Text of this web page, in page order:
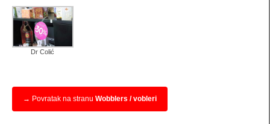
XL Pillow box
kutije za nakit
pillow box (S2) za nakit
Dr Colić
→ Povratak na stranu Wobblers / vobleri